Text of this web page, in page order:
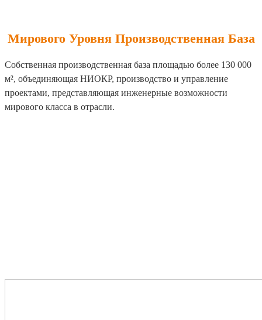
Мирового Уровня Производственная База
Собственная производственная база площадью более 130 000
м², объединяющая НИОКР, производство и управление
проектами, представляющая инженерные возможности
мирового класса в отрасли.